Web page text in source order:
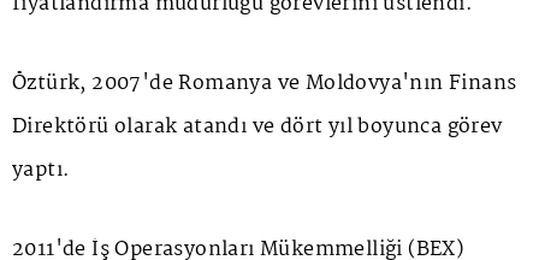
Öztürk, 2007'de Romanya ve Moldovya'nın Finans
Direktörü olarak atandı ve dört yıl boyunca görev
yaptı.
2011'de İş Operasyonları Mükemmelliği (BEX)